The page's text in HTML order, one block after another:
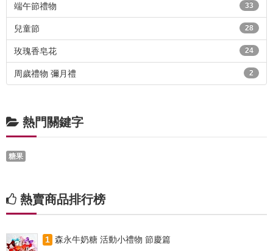
端午節禮物 33
兒童節 28
玫瑰香皂花 24
周歲禮物 彌月禮 2
熱門關鍵字
糖果
熱賣商品排行榜
1 森永牛奶糖 活動小禮物 節慶篇